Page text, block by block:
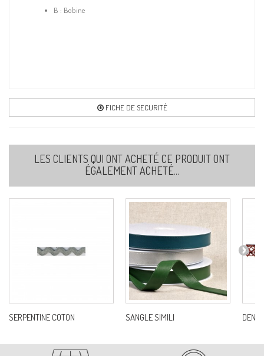
Ref: S4121B0C72
Ref: S4121B0C74
B : Bobine
FICHE DE SECURITÉ
LES CLIENTS QUI ONT ACHETÉ CE PRODUIT ONT
ÉGALEMENT ACHETÉ...
SERPENTINE COTON SANGLE SIMILI